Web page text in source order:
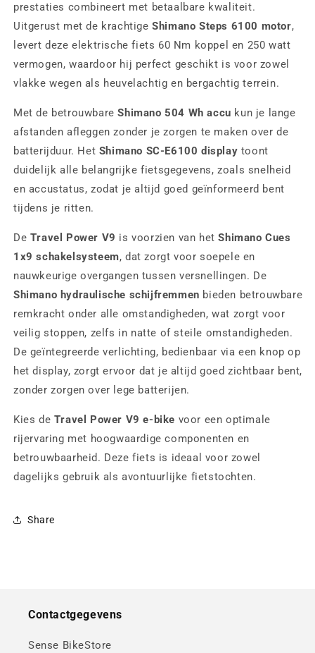
prestaties combineert met betaalbare kwaliteit.
Uitgerust met de krachtigeShimano Steps 6100 motor,
levert deze elektrische fiets 60 Nm koppel en 250 watt
vermogen, waardoor hij perfect geschikt is voor zowel
vlakke wegen als heuvelachtig en bergachtig terrein.
Met de betrouwbareShimano 504 Wh accu kun je lange
afstanden afleggen zonder je zorgen te maken over de
batterijduur. Het Shimano SC-E6100 display toont
duidelijk alle belangrijke fietsgegevens, zoals snelheid
en accustatus, zodat je altijd goed geïnformeerd bent
tijdens je ritten.
De Travel Power V9 is voorzien van hetShimano Cues
1x9 schakelsysteem, dat zorgt voor soepele en
nauwkeurige overgangen tussen versnellingen. De
Shimano hydraulische schijfremmen bieden betrouwbare
remkracht onder alle omstandigheden, wat zorgt voor
veilig stoppen, zelfs in natte of steile omstandigheden.
De geïntegreerde verlichting, bedienbaar via een knop op
het display, zorgt ervoor dat je altijd goed zichtbaar bent,
zonder zorgen over lege batterijen.
Kies de Travel Power V9 e-bike voor een optimale
rijervaring met hoogwaardige componenten en
betrouwbaarheid. Deze fiets is ideaal voor zowel
dagelijks gebruik als avontuurlijke fietstochten.
Share
Contactgegevens
Sense BikeStore